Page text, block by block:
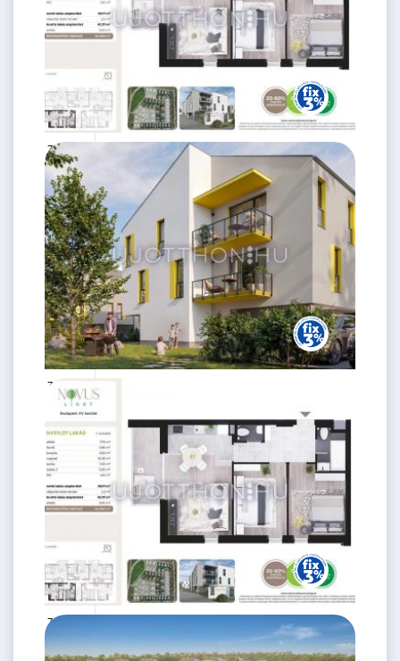
77.88 M
Ft
59 m2
75.88 M
59 m2
3 szoba
1. emelet
79.99 M
Ft
59 m2
1. emelet